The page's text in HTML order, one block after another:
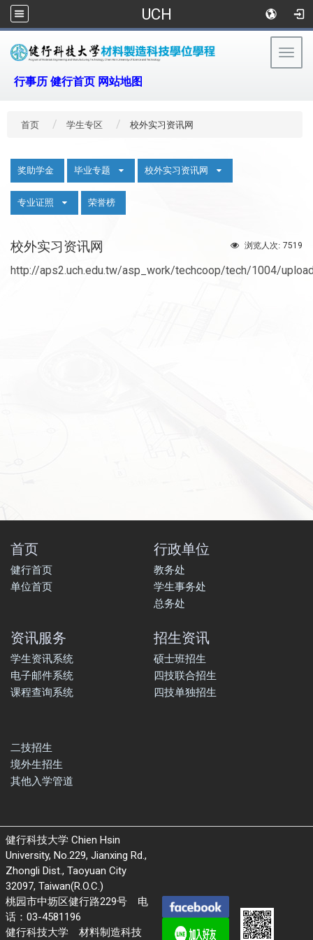
UCH
行事历 健行首页 网站地图
首页 学生专区 校外实习资讯网
奖助学金 毕业专题 校外实习资讯网
专业证照 荣誉榜
浏览人次: 7519
校外实习资讯网
http://aps2.uch.edu.tw/asp_work/techcoop/tech/1004/
首页
健行首页
单位首页
行政单位
教务处
学生事务处
总务处
资讯服务
学生资讯系统
电子邮件系统
课程查询系统
招生资讯
硕士班招生
四技联合招生
四技单独招生
二技招生
境外生招生
其他入学管道
健行科技大学 Chien Hsin
University, No.229, Jianxing Rd.,
Zhongli Dist., Taoyuan City
32097, Taiwan(R.O.C.)
桃园市中坜区健行路229号 电
话：03-4581196
健行科技大学 材料制造科技